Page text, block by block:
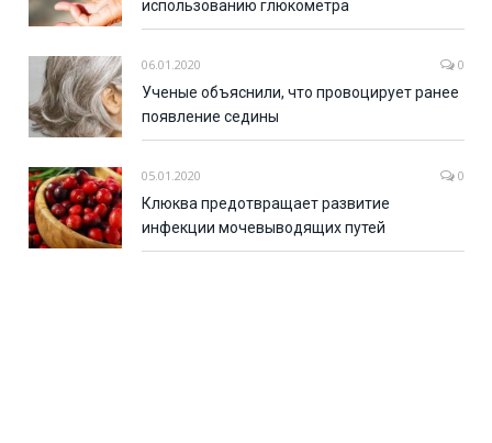
использованию глюкометра
06.01.2020 0
Ученые объяснили, что провоцирует ранее
появление седины
05.01.2020 0
Клюква предотвращает развитие
инфекции мочевыводящих путей